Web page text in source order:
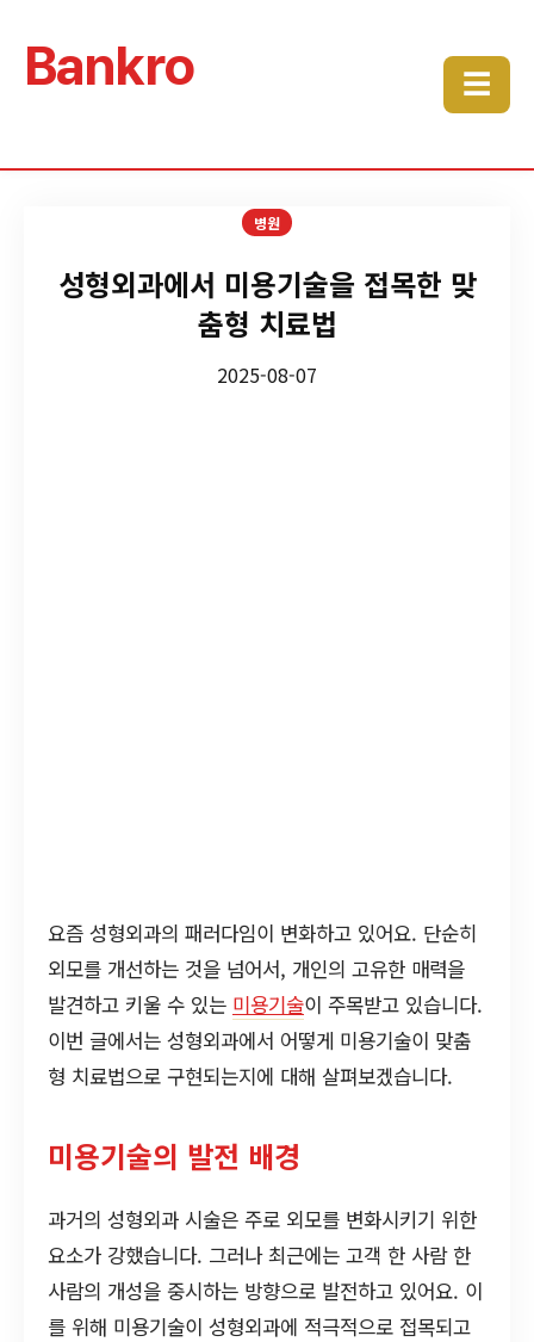
Bankro ☰
병원
성형외과에서 미용기술을 접목한 맞
춤형 치료법
2025-08-07
요즘 성형외과의 패러다임이 변화하고 있어요. 단순히
외모를 개선하는 것을 넘어서, 개인의 고유한 매력을
발견하고 키울 수 있는 미용기술이 주목받고 있습니다.
이번 글에서는 성형외과에서 어떻게 미용기술이 맞춤
형 치료법으로 구현되는지에 대해 살펴보겠습니다.
미용기술의 발전 배경
과거의 성형외과 시술은 주로 외모를 변화시키기 위한
요소가 강했습니다. 그러나 최근에는 고객 한 사람 한
사람의 개성을 중시하는 방향으로 발전하고 있어요. 이
를 위해 미용기술이 성형외과에 적극적으로 접목되고